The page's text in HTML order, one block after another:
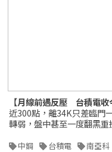
【月線前遇反壓 台積電收
近300點，離34K只差臨門
轉弱，盤中甚至一度翻黑
中鋼 台積電 南亞科